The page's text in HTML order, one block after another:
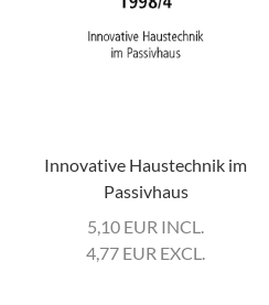
Innovative Haustechnik im
Passivhaus
5,10 EUR INCL.
4,77 EUR EXCL.